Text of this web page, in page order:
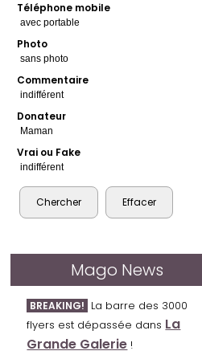
Téléphone mobile
Photo
Commentaire
Donateur
Vrai ou Fake
Mago News
BREAKING! La barre des 3000
flyers est dépassée dans La
Grande Galerie !